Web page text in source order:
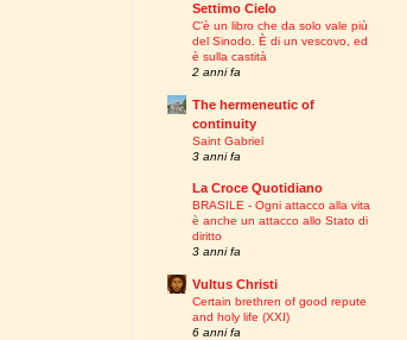
Settimo Cielo
C’è un libro che da solo vale più
del Sinodo. È di un vescovo, ed
è sulla castità
2 anni fa
The hermeneutic of
continuity
Saint Gabriel
3 anni fa
La Croce Quotidiano
BRASILE - Ogni attacco alla vita
è anche un attacco allo Stato di
diritto
3 anni fa
Vultus Christi
Certain brethren of good repute
and holy life (XXI)
6 anni fa